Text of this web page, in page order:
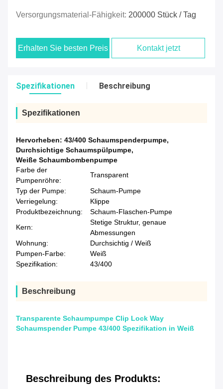
Versorgungsmaterial-Fähigkeit: 200000 Stück / Tag
Erhalten Sie besten Preis Kontakt jetzt
Spezifikationen Beschreibung
Spezifikationen
Hervorheben: 43/400 Schaumspenderpumpe,
Durchsichtige Schaumspülpumpe,
Weiße Schaumbombenpumpe
Farbe der
Pumpenröhre:
Transparent
Typ der Pumpe:
Schaum-Pumpe
Verriegelung:
Klippe
Produktbezeichnung:
Schaum-Flaschen-Pumpe
Kern:
Stetige Struktur, genaue
Abmessungen
Wohnung:
Durchsichtig / Weiß
Pumpen-Farbe:
Weiß
Spezifikation:
43/400
Beschreibung
Transparente Schaumpumpe Clip Lock Way
Schaumspender Pumpe 43/400 Spezifikation in Weiß
Beschreibung des Produkts: